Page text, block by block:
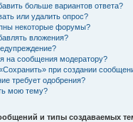
больше вариантов ответа?
или удалить опрос?
некоторые форумы?
вложения?
на сообщения модератору?
при создании
требует одобрения?
мою тему?
и типы создаваемых